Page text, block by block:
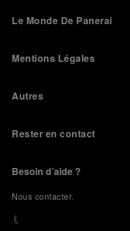
Le Monde De Panerai
Mentions Légales
Autres
Rester en contact
Besoin d’aide ?
Nous contacter.